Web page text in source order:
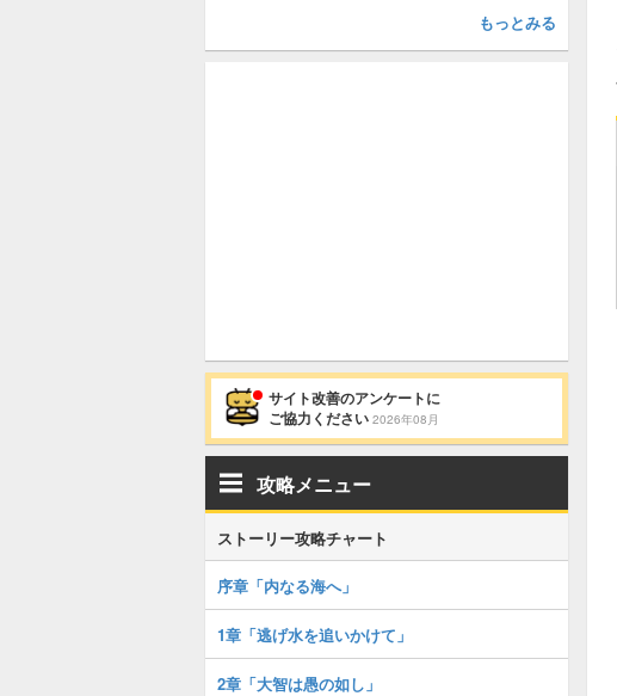
もっとみる
サイト改善のアンケートに
ご協力ください 2026年08月
攻略メニュー
ストーリー攻略チャート
序章「内なる海へ」
1章「逃げ水を追いかけて」
2章「大智は愚の如し」